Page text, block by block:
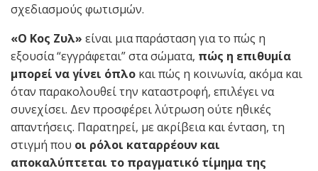
σχεδιασμούς φωτισμών.
«Ο Κος Ζυλ» είναι μια παράσταση για το πώς η
εξουσία “εγγράφεται” στα σώματα, πώς η επιθυμία
μπορεί να γίνει όπλο και πώς η κοινωνία, ακόμα και
όταν παρακολουθεί την καταστροφή, επιλέγει να
συνεχίσει. Δεν προσφέρει λύτρωση ούτε ηθικές
απαντήσεις. Παρατηρεί, με ακρίβεια και ένταση, τη
στιγμή που οι ρόλοι καταρρέουν και
αποκαλύπτεται το πραγματικό τίμημα της